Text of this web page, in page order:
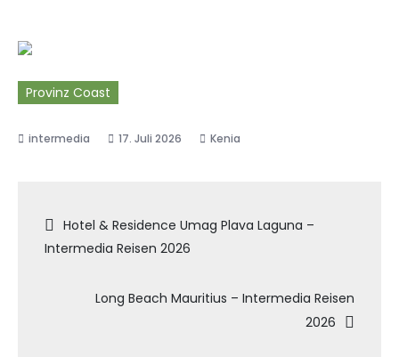
Provinz Coast
17. Juli 2026 Kenia
Beitragsnavigation
Hotel & Residence Umag Plava Laguna –
Intermedia Reisen 2026
Long Beach Mauritius – Intermedia Reisen
2026